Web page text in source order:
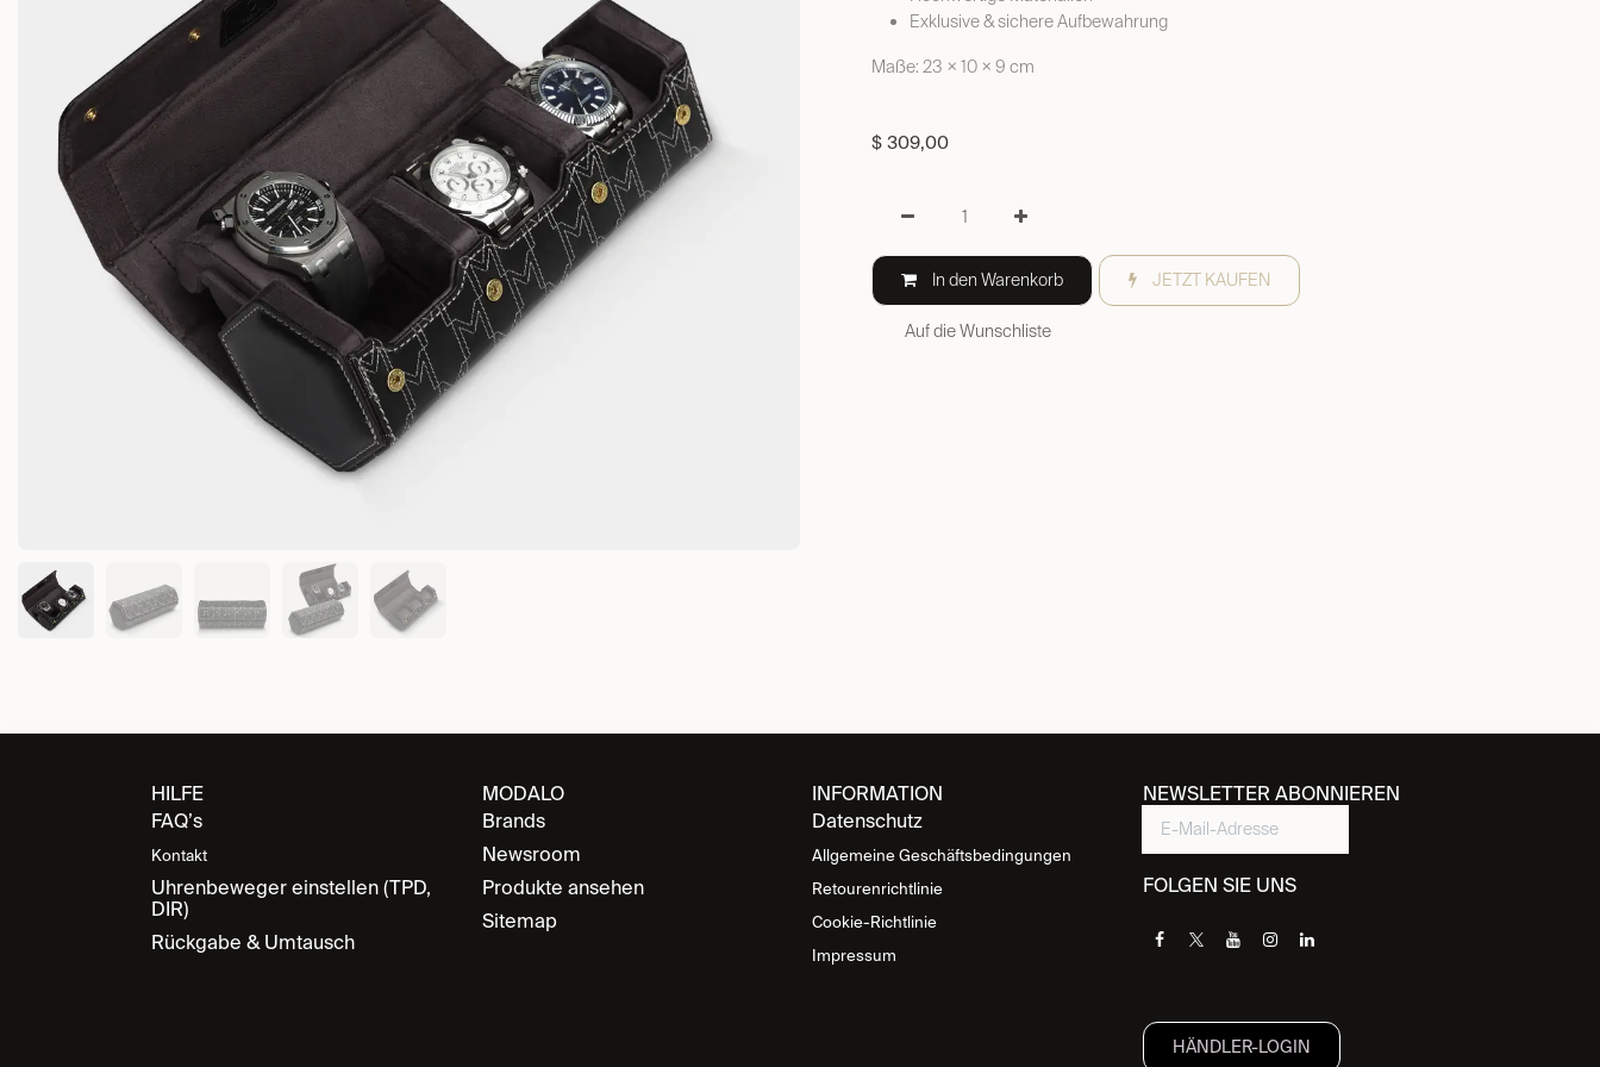
Exklusive & sichere Aufbewahrung
Maße: 23 × 10 × 9 cm
$ 309,00
In den Warenkorb JETZT KAUFEN
Auf die Wunschliste
MODALO
Brands
Newsroom
Produkte ansehen
Sitemap
NEWSLETTER ABONNIEREN
FOLGEN SIE UNS
HILFE
FAQ’s
Kontakt
Uhrenbeweger einstellen (TPD,
DIR)
Rückgabe & Umtausch
INFORMATION
Datenschutz
Allgemeine Geschäftsbedingungen
Retourenrichtlinie
Cookie-Richtlinie
Impressum
HÄNDLER-LOGIN